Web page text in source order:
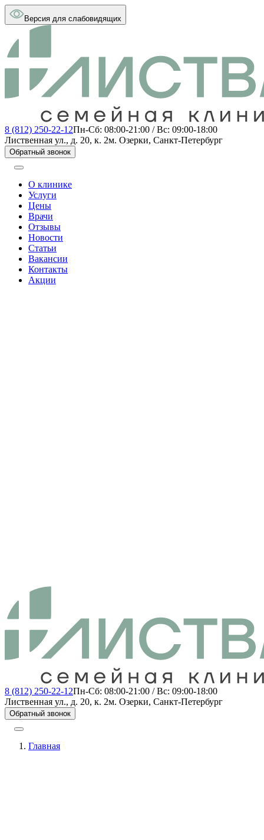
Версия для слабовидящих
8 (812) 250-22-12Пн-Сб: 08:00-21:00 / Вс: 09:00-18:00
Лиственная ул., д. 20, к. 2м. Озерки, Санкт-Петербург
Обратный звонок
О клинике
Услуги
Цены
Врачи
Отзывы
Новости
Статьи
Вакансии
Контакты
Акции
8 (812) 250-22-12Пн-Сб: 08:00-21:00 / Вс: 09:00-18:00
Лиственная ул., д. 20, к. 2м. Озерки, Санкт-Петербург
Обратный звонок
Главная